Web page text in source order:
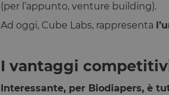
(per l’appunto, venture building).
Ad oggi, Cube Labs, rappresenta
I vantaggi
Interessante, per Biodiapers, è